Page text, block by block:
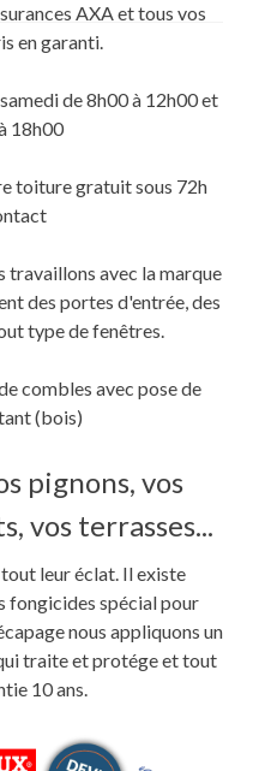
AXA et tous vos
en garanti.
de 8h00 à 12h00 et
18h00
toiture gratuit sous 72h
travaillons avec la marque
des portes d'entrée, des
type de fenêtres.
combles avec pose de
(bois)
pignons, vos
vos terrasses...
leur éclat. Il existe
fongicides spécial pour
nous appliquons un
traite et protége et tout
10 ans.